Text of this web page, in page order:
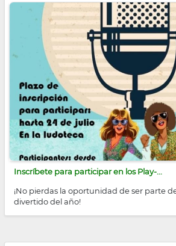
Inscríbete para participar en los Play-...
¡No pierdas la oportunidad de ser parte
divertido del año!